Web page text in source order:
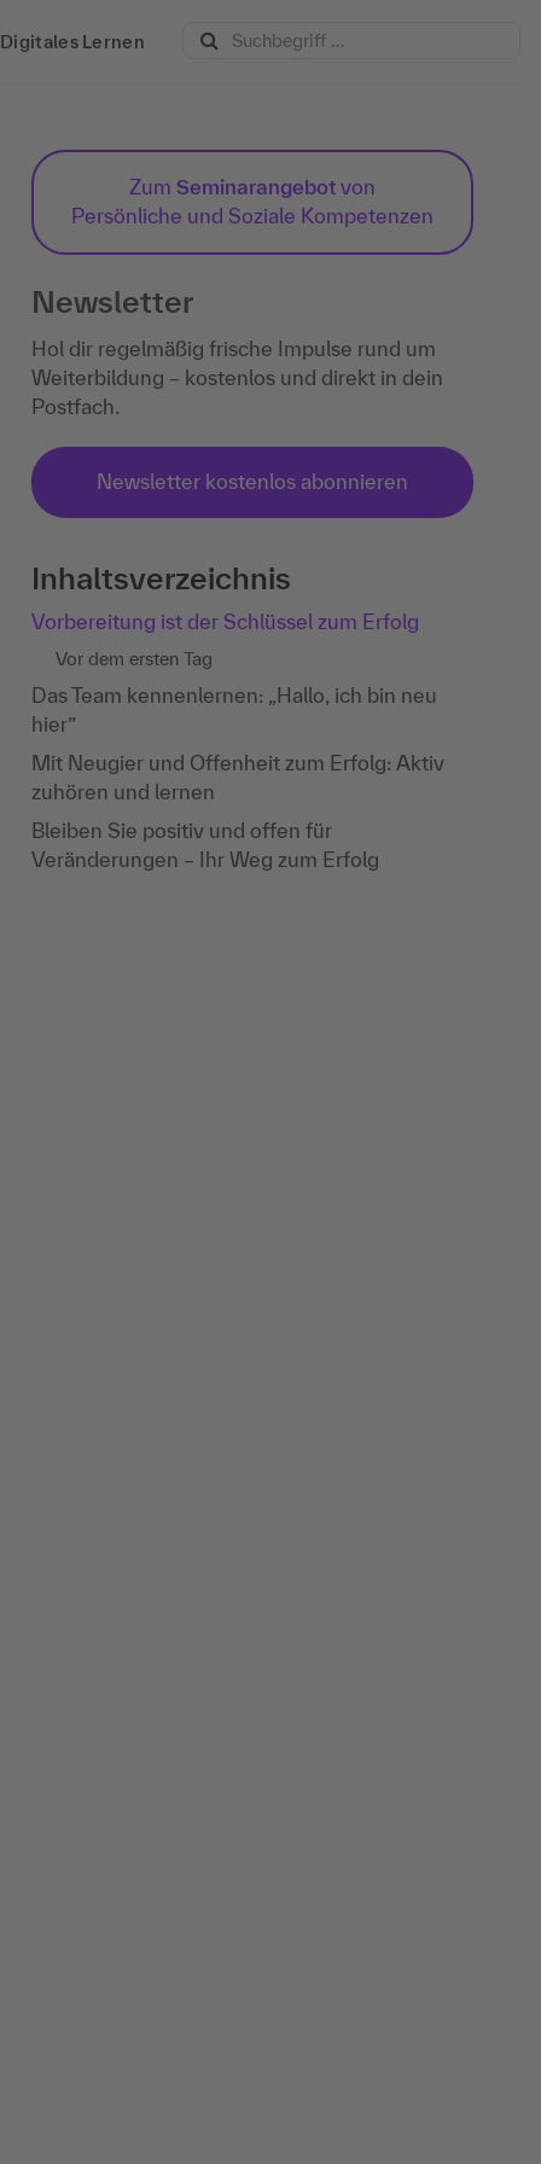
Digitales Lernen
Zum Seminarangebotvon
Persönliche und Soziale Kompetenzen
Newsletter
Hol dir regelmäßig frische Impulse rund um
Weiterbildung – kostenlos und direkt in dein
Postfach.
Newsletter kostenlos abonnieren
Inhaltsverzeichnis
Vorbereitung ist der Schlüssel zum Erfolg
Vor dem ersten Tag
Das Team kennenlernen: „Hallo, ich bin neu
hier”
Mit Neugier und Offenheit zum Erfolg: Aktiv
zuhören und lernen
Bleiben Sie positiv und offen für
Veränderungen – Ihr Weg zum Erfolg